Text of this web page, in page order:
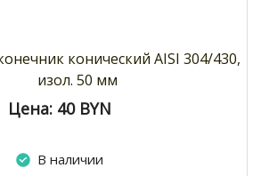
конический AISI 304/430,
изол. 50 мм
Цена: 40 BYN
В наличии